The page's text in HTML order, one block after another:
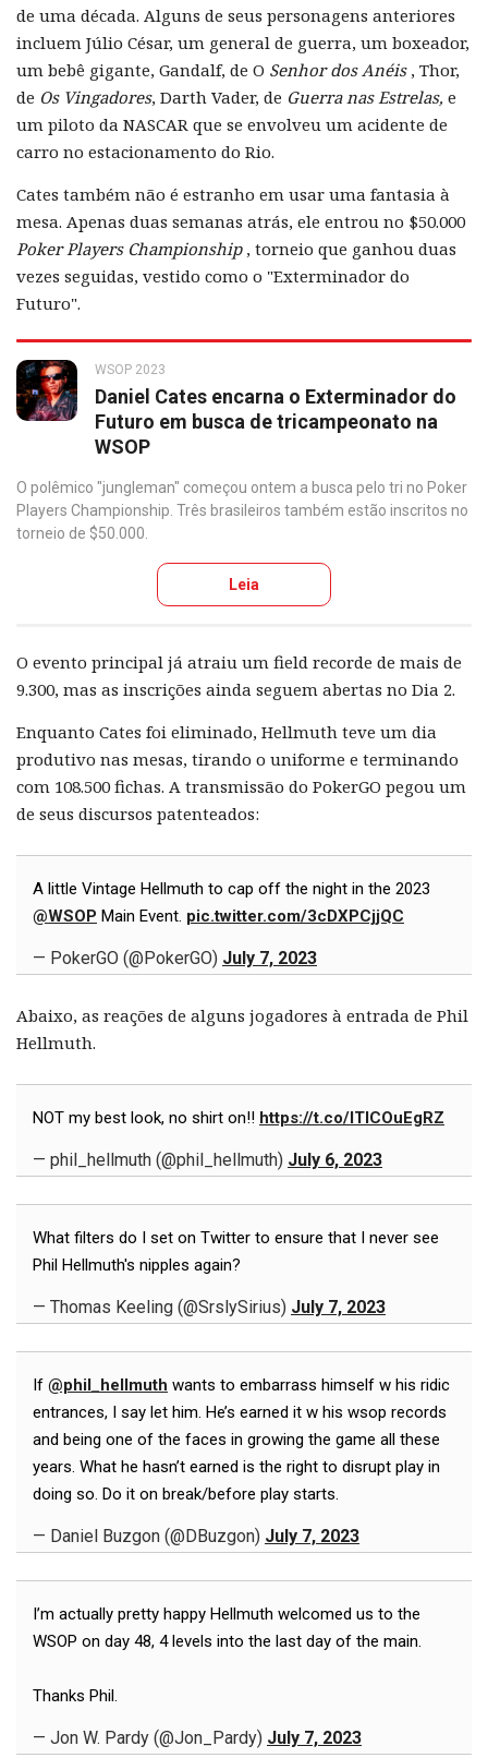
de uma década. Alguns de seus personagens anteriores
incluem Júlio César, um general de guerra, um boxeador,
um bebê gigante, Gandalf, de O Senhor dos Anéis, Thor,
de Os Vingadores, Darth Vader, de Guerra nas Estrelas, e
um piloto da NASCAR que se envolveu um acidente de
carro no estacionamento do Rio.
Cates também não é estranho em usar uma fantasia à
mesa. Apenas duas semanas atrás, ele entrou no $50.000
Poker Players Championship, torneio que ganhou duas
vezes seguidas, vestido como o "Exterminador do
Futuro".
WSOP 2023
Daniel Cates encarna o Exterminador do
Futuro em busca de tricampeonato na
WSOP
O polêmico "jungleman" começou ontem a busca pelo tri no Poker
Players Championship. Três brasileiros também estão inscritos no
torneio de $50.000.
Leia
O evento principal já atraiu um field recorde de mais de
9.300, mas as inscrições ainda seguem abertas no Dia 2.
Enquanto Cates foi eliminado, Hellmuth teve um dia
produtivo nas mesas, tirando o uniforme e terminando
com 108.500 fichas. A transmissão do PokerGO pegou um
de seus discursos patenteados:
A little Vintage Hellmuth to cap off the night in the 2023
@WSOP Main Event. pic.twitter.com/3cDXPCjjQC
— PokerGO (@PokerGO) July 7, 2023
Abaixo, as reações de alguns jogadores à entrada de Phil
Hellmuth.
NOT my best look, no shirt on!! https://t.co/ITICOuEgRZ
— phil_hellmuth (@phil_hellmuth) July 6, 2023
What filters do I set on Twitter to ensure that I never see
Phil Hellmuth's nipples again?
— Thomas Keeling (@SrslySirius) July 7, 2023
If @phil_hellmuth wants to embarrass himself w his ridic
entrances, I say let him. He’s earned it w his wsop records
and being one of the faces in growing the game all these
years. What he hasn’t earned is the right to disrupt play in
doing so. Do it on break/before play starts.
— Daniel Buzgon (@DBuzgon) July 7, 2023
I’m actually pretty happy Hellmuth welcomed us to the
WSOP on day 48, 4 levels into the last day of the main.
Thanks Phil.
— Jon W. Pardy (@Jon_Pardy) July 7, 2023